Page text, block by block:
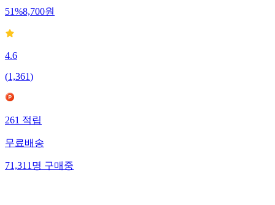
51%8,700원
4.6
(1,361)
261적립
무료배송
71,311명구매중